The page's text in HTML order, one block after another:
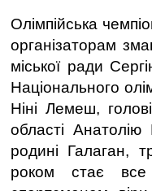
Олімпійська
органiзаторам
міської ради
Національного
Ніні Лемеш,
області
родині Галаган,
роком стає все